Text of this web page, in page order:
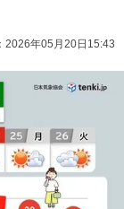
2026年05月20日15:43